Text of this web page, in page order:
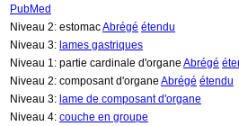
PubMed
Niveau 2: estomacAbrégé étendu
Niveau 3: lames gastriques
Niveau 1: partie cardinale d'organe Abrégé
Niveau 2: composant d'organe Abrégé étendu
Niveau 3: lame de composant d'organe
Niveau 4: couche en groupe